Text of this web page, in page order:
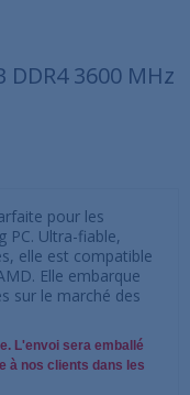
DDR4 3600 MHz
pour les
PC. Ultra-fiable,
elle est compatible
Elle embarque
sur le marché des
L'envoi sera emballé
à nos clients dans les